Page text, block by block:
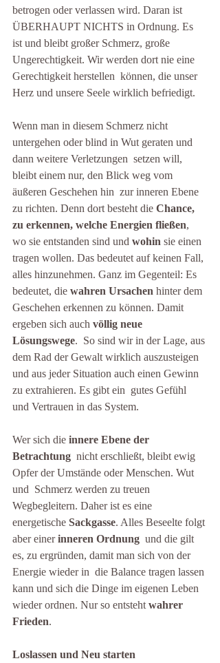
betrogen oder verlassen wird. Daran ist
ÜBERHAUPT NICHTS in Ordnung. Es
ist und bleibt großer Schmerz, große
Ungerechtigkeit. Wir werden dort nie eine
Gerechtigkeit herstellen  können, die unser
Herz und unsere Seele wirklich befriedigt.
Wenn man in diesem Schmerz nicht
untergehen oder blind in Wut geraten und
dann weitere Verletzungen  setzen will,
bleibt einem nur, den Blick weg vom
äußeren Geschehen hin  zur inneren Ebene
zu richten. Denn dort besteht die Chance,
zu erkennen, welche Energien fließen,
wo sie entstanden sind und wohin sie einen
tragen wollen. Das bedeutet auf keinen Fall,
alles hinzunehmen. Ganz im Gegenteil: Es
bedeutet, die wahren Ursachen hinter dem
Geschehen erkennen zu können. Damit
ergeben sich auch völlig neue
Lösungswege.  So sind wir in der Lage, aus
dem Rad der Gewalt wirklich auszusteigen
und aus jeder Situation auch einen Gewinn
zu extrahieren. Es gibt ein  gutes Gefühl
und Vertrauen in das System.
Wer sich die innere Ebene der
Betrachtung
  nicht erschließt, bleibt ewig
Opfer der Umstände oder Menschen. Wut
und  Schmerz werden zu treuen
Wegbegleitern. Daher ist es eine
energetische Sackgasse. Alles Beseelte folgt
aber einer inneren Ordnung
  und die gilt
es, zu ergründen, damit man sich von der
Energie wieder in  die Balance tragen lassen
kann und sich die Dinge im eigenen Leben
wieder ordnen. Nur so entsteht wahrer
Frieden.
Loslassen und Neu starten